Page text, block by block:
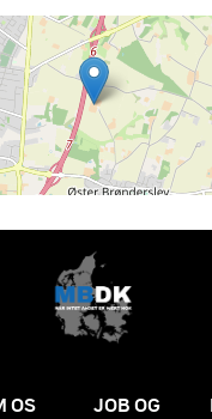
OS
JOB OG